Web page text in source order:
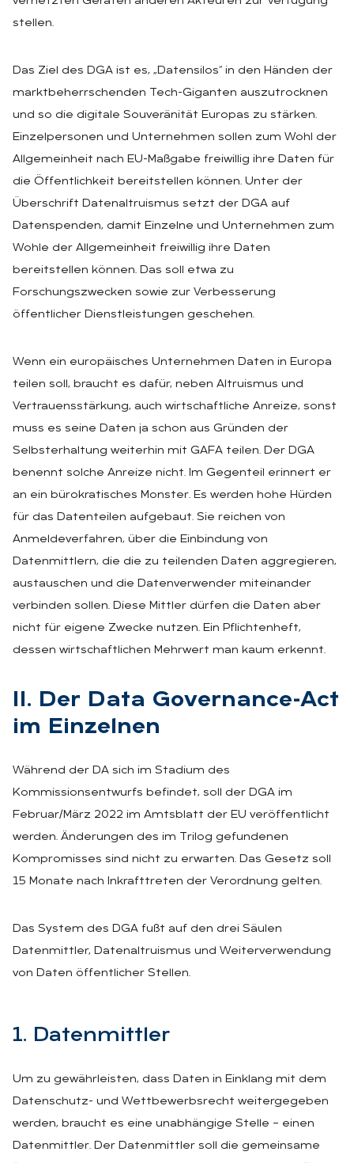
stellen.
Das Ziel des DGA ist es, „Datensilos“ in den Händen der
marktbeherrschenden Tech-Giganten auszutrocknen
und so die digitale Souveränität Europas zu stärken.
Einzelpersonen und Unternehmen sollen zum Wohl der
Allgemeinheit nach EU-Maßgabe freiwillig ihre Daten für
die Öffentlichkeit bereitstellen können. Unter der
Überschrift Datenaltruismus setzt der DGA auf
Datenspenden, damit Einzelne und Unternehmen zum
Wohle der Allgemeinheit freiwillig ihre Daten
bereitstellen können. Das soll etwa zu
Forschungszwecken sowie zur Verbesserung
öffentlicher Dienstleistungen geschehen.
Wenn ein europäisches Unternehmen Daten in Europa
teilen soll, braucht es dafür, neben Altruismus und
Vertrauensstärkung, auch wirtschaftliche Anreize, sonst
muss es seine Daten ja schon aus Gründen der
Selbsterhaltung weiterhin mit GAFA teilen. Der DGA
benennt solche Anreize nicht. Im Gegenteil erinnert er
an ein bürokratisches Monster. Es werden hohe Hürden
für das Datenteilen aufgebaut. Sie reichen von
Anmeldeverfahren, über die Einbindung von
Datenmittlern, die die zu teilenden Daten aggregieren,
austauschen und die Datenverwender miteinander
verbinden sollen. Diese Mittler dürfen die Daten aber
nicht für eigene Zwecke nutzen. Ein Pflichtenheft,
dessen wirtschaftlichen Mehrwert man kaum erkennt.
II. Der Data Go­ver­nan­ce-Act
im Ein­zel­nen
Während der DA sich im Stadium des
Kommissionsentwurfs befindet, soll der DGA im
Februar/März 2022 im Amtsblatt der EU veröffentlicht
werden. Änderungen des im Trilog gefundenen
Kompromisses sind nicht zu erwarten. Das Gesetz soll
15 Monate nach Inkrafttreten der Verordnung gelten.
Das System des DGA fußt auf den drei Säulen
Datenmittler, Datenaltruismus und Weiterverwendung
von Daten öffentlicher Stellen.
1. Da­ten­mitt­ler
Um zu gewährleisten, dass Daten in Einklang mit dem
Datenschutz- und Wettbewerbsrecht weitergegeben
werden, braucht es eine unabhängige Stelle – einen
Datenmittler. Der Datenmittler soll die gemeinsame